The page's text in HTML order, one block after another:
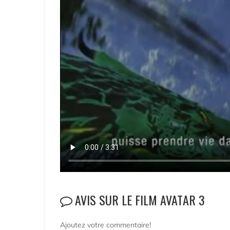
AVIS SUR LE FILM AVATAR 3
Ajoutez votre commentaire!